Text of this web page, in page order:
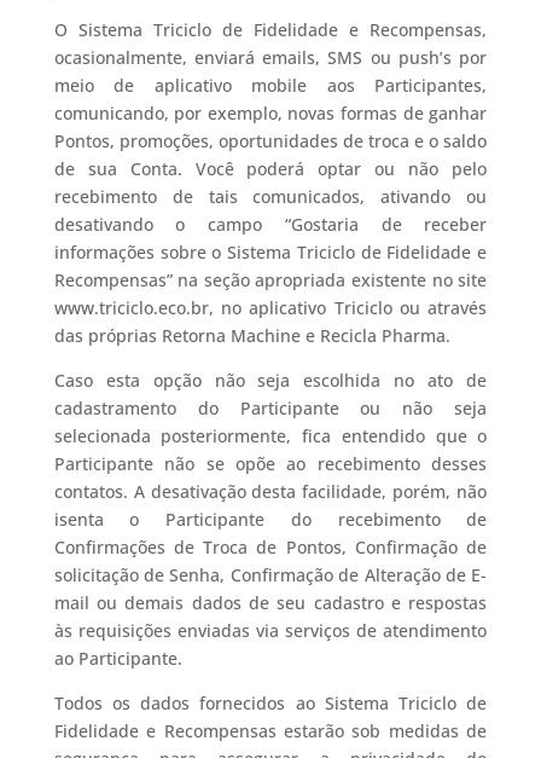
O Sistema Triciclo de Fidelidade e Recompensas,
ocasionalmente, enviará emails, SMS ou push’s por
meio de aplicativo mobile aos Participantes,
comunicando, por exemplo, novas formas de ganhar
Pontos, promoções, oportunidades de troca e o saldo
de sua Conta. Você poderá optar ou não pelo
recebimento de tais comunicados, ativando ou
desativando o campo “Gostaria de receber
informações sobre o Sistema Triciclo de Fidelidade e
Recompensas” na seção apropriada existente no site
www.triciclo.eco.br, no aplicativo Triciclo ou através
das próprias Retorna Machine e Recicla Pharma.
Caso esta opção não seja escolhida no ato de
cadastramento do Participante ou não seja
selecionada posteriormente, fica entendido que o
Participante não se opõe ao recebimento desses
contatos. A desativação desta facilidade, porém, não
isenta o Participante do recebimento de
Confirmações de Troca de Pontos, Confirmação de
solicitação de Senha, Confirmação de Alteração de E-
mail ou demais dados de seu cadastro e respostas
às requisições enviadas via serviços de atendimento
ao Participante.
Todos os dados fornecidos ao Sistema Triciclo de
Fidelidade e Recompensas estarão sob medidas de